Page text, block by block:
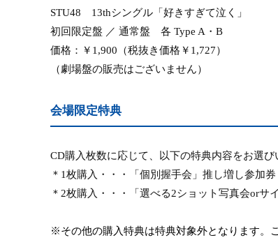
STU48
13thシングル「好きすぎて泣く」
初回限定盤 ／ 通常盤 各 Type A ・ B
価格：￥ 1,900 （税抜き価格￥ 1,727）
（劇場盤の販売はございません）
会場限定特典
CD購入枚数に応じて、以下の特典内容をお選び
＊ 1枚購入・・・「個別握手会」推し増し参加
＊ 2枚購入・・・「選べる2ショット写真会orサ
※その他の購入特典は特典対象外となります。